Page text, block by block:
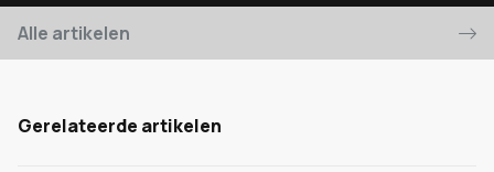
Alle artikelen
Gerelateerde artikelen